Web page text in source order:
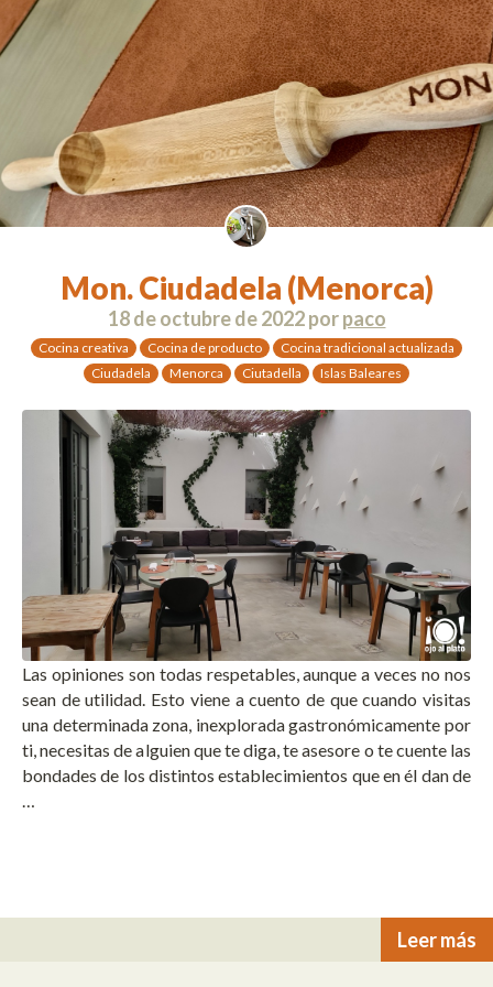
Mon. Ciudadela (Menorca)
18 de octubre de 2022porpaco
Cocina creativa Cocina de producto
Cocina tradicional actualizada
Ciudadela
Menorca Ciutadella Islas Baleares
Las opiniones son todas respetables, aunque a veces no nos
sean de utilidad. Esto viene a cuento de que cuando visitas
una determinada zona, inexplorada gastronómicamente por
ti, necesitas de alguien que te diga, te asesore o te cuente las
bondades de los distintos establecimientos que en él dan de
…
Leer más